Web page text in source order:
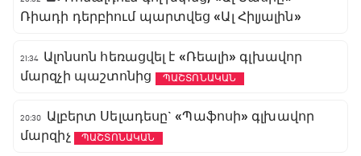
Ռիադի դերբիում պարտվեց «Ալ Հիլյալին»
21:34 Ալոնսոն հեռացվել է «Ռեալի» գլխավոր
մարզչի պաշտոնից
ՊԱՇՏՈՆԱԿԱՆ
20:30
Ալբերտ Սելադեսը` «Պաֆոսի» գլխավոր
մարզիչ
ՊԱՇՏՈՆԱԿԱՆ